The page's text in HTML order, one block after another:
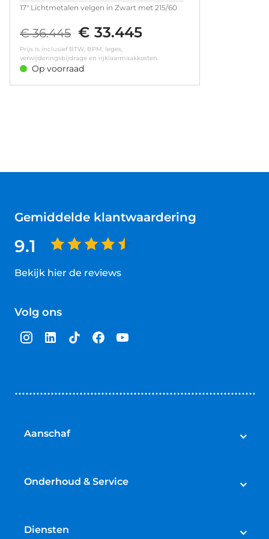
17" Lichtmetalen velgen in Zwart met 215/60
koplampen • Achteruitrijcamera • Dode hoek
waarschuwing • Parkeersensoren achter
€ 36.445 € 33.445
Prijs is inclusief BTW, BPM, leges,
verwijderingsbijdrage en rijklaarmaakkosten.
Op voorraad
Gemiddelde klantwaardering
9.1
Bekijk hier de reviews
van
sterren
Volg ons
Aanschaf
Bedrijfswagens
Onderhoud & Service
APK
Diensten